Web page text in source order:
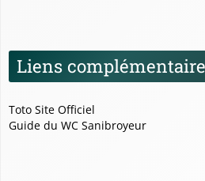
Liens
Toto Site Officiel
Guide du WC Sanibroyeur